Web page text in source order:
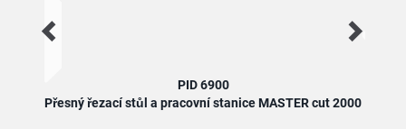
PID 6900
Přesný řezací stůl a pracovní stanice MASTER cut 2000